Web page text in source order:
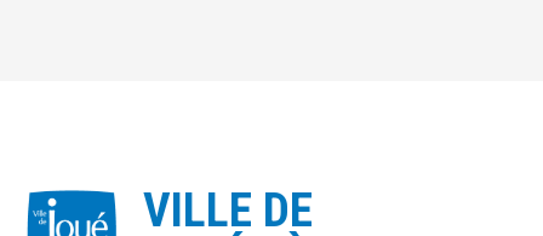
VILLE DE